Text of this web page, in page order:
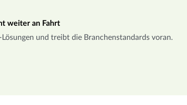
weiter an Fahrt
und treibt die Branchenstandards voran.